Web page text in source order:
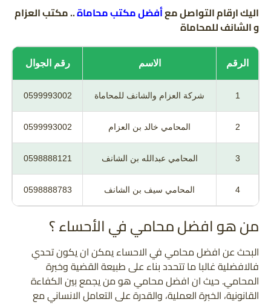
اليك ارقام التواصل معأفضل مكتب محاماة.. مكتب العزام
و الشانف للمحاماة
الرقم الاسم رقم الجوال
1 شركة العزام والشانف للمحاماة 0599993002
2 المحامي خالد بن العزام 0599993002
3 المحامي عبدالله بن الشانف 0598888121
4 المحامي سيف بن الشانف 0598888783
من هو افضل محامي في الأحساء ؟
البحث عن افضل محامي في الاحساء يمكن ان يكون تحدي
فالافضلية غالبا ما تتحدد بناء على طبيعة القضية وخبرة
المحامي. حيث ان افضل محامي هو من يجمع بين الكفاءة
القانونية، الخبرة العملية، والقدرة على التعامل الانساني مع